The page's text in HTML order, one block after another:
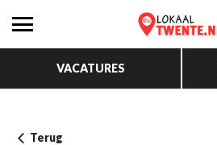
VACATURES
Terug